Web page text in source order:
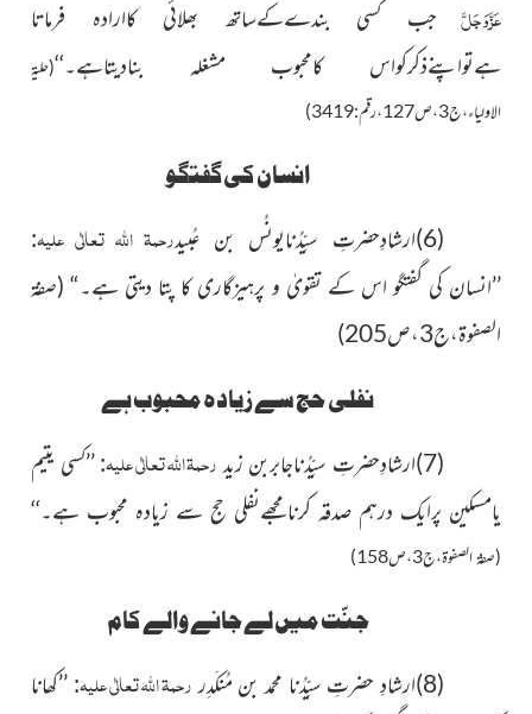
عَزَّوَجَلَّ
جب کسی بندےکےساتھ بھلائی کاارادہ فرماتا
ہےتواپنےذکرکواس کامحبوب مشغلہ بنادیتاہے۔‘‘(حلیۃ
الاولیاء،ج3،ص127،رقم:3419)
انسان کی گفتگو
(6)ارشادِحضرتِ سیِّدُنایونُس بن عُبید رحمۃ اللہ تعالٰی علیہ:
’’انسان کی گفتگو اس کے تقویٰ و پرہیزگاری کا پتا دیتی ہے۔“(صفۃ
الصفوۃ،ج3،ص205)
نفلی حج سے زیادہ محبوب ہے
(7)ارشادِحضرتِ سیِّدُناجابربن زید رحمۃ اللہ تعالٰی علیہ: ’’کسی یتیم
یامسکین پرایک درہم صدقہ کرنامجھےنفلی حج سے زیادہ محبوب ہے۔‘‘
(صفۃ الصفوۃ،ج3،ص158)
جنّت میں لے جانے والے کام
(8)ارشادِ حضرتِ سیِّدُنا محمد بن مُنکَدِر رحمۃ اللہ تعالٰی علیہ: ’’کھانا